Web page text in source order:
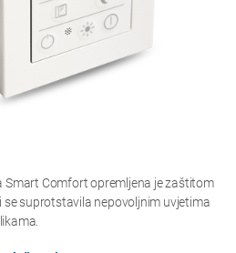
Smart Comfort opremljena je zaštitom
se suprotstavila nepovoljnim uvjetima